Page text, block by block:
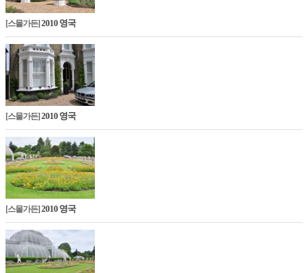
[스몰가든] 2010 영국
[스몰가든] 2010 영국
[스몰가든] 2010 영국